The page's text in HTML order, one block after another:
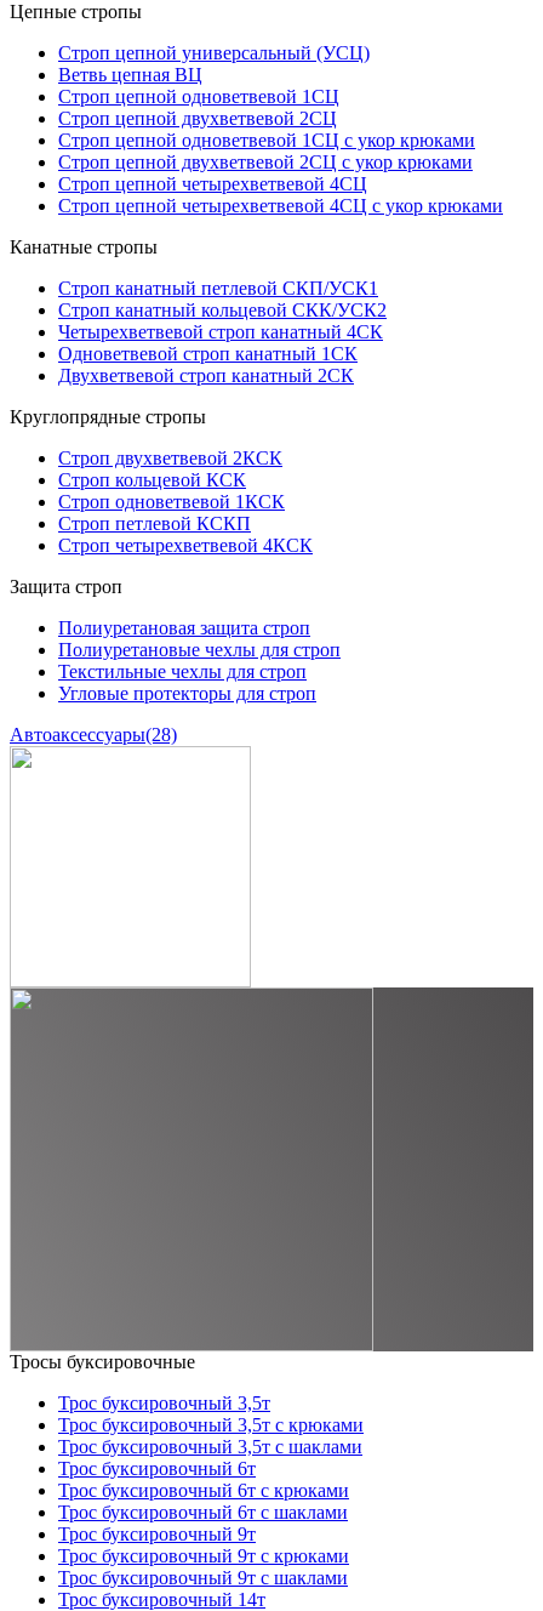
Цепные стропы
Строп цепной универсальный (УСЦ)
Ветвь цепная ВЦ
Строп цепной одноветвевой 1СЦ
Строп цепной двухветвевой 2СЦ
Строп цепной одноветвевой 1СЦ с укор крюками
Строп цепной двухветвевой 2СЦ с укор крюками
Строп цепной четырехветвевой 4СЦ
Строп цепной четырехветвевой 4СЦ с укор крюками
Канатные стропы
Строп канатный петлевой СКП/УСК1
Строп канатный кольцевой СКК/УСК2
Четырехветвевой строп канатный 4СК
Одноветвевой строп канатный 1СК
Двухветвевой строп канатный 2СК
Круглопрядные стропы
Строп двухветвевой 2КСК
Строп кольцевой КСК
Строп одноветвевой 1КСК
Строп петлевой КСКП
Строп четырехветвевой 4КСК
Защита строп
Полиуретановая защита строп
Полиуретановые чехлы для строп
Текстильные чехлы для строп
Угловые протекторы для строп
Автоаксессуары(28)
Тросы буксировочные
Трос буксировочный 3,5т
Трос буксировочный 3,5т с крюками
Трос буксировочный 3,5т с шаклами
Трос буксировочный 6т
Трос буксировочный 6т с крюками
Трос буксировочный 6т с шаклами
Трос буксировочный 9т
Трос буксировочный 9т с крюками
Трос буксировочный 9т с шаклами
Трос буксировочный 14т